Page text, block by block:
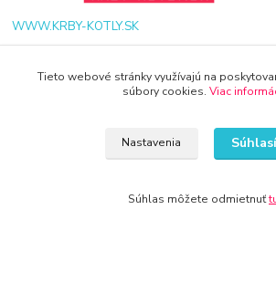
WWW.KRBY-KOTLY.SK
Tieto webové stránky využívajú na
súbory cookies. Viac
Nastavenia
Súhlas môžete odmietnuť